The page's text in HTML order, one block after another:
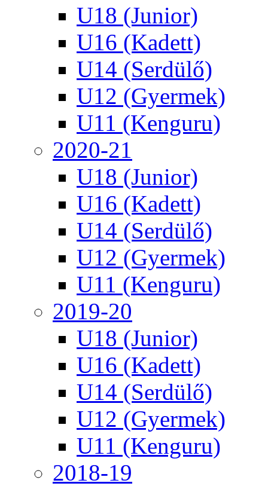
U18 (Junior)
U16 (Kadett)
U14 (Serdülő)
U12 (Gyermek)
U11 (Kenguru)
2020-21
U18 (Junior)
U16 (Kadett)
U14 (Serdülő)
U12 (Gyermek)
U11 (Kenguru)
2019-20
U18 (Junior)
U16 (Kadett)
U14 (Serdülő)
U12 (Gyermek)
U11 (Kenguru)
2018-19